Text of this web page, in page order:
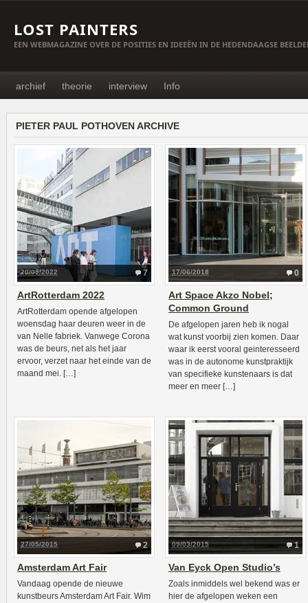
LOST PAINTERS
EEN WEBMAGAZINE OVER DE POSITIES EN IDEEËN IN DE HEDENDAAGSE
archief theorie interview Info
PIETER PAUL POTHOVEN ARCHIVE
7
20/05/2022
ArtRotterdam 2022
ArtRotterdam opende afgelopen
woensdag haar deuren weer in de
van Nelle fabriek. Vanwege Corona
was de beurs, net als het jaar
ervoor, verzet naar het einde van de
maand mei. […]
0
17/06/2018
Art Space Akzo Nobel;
Common Ground
De afgelopen jaren heb ik nogal
wat kunst voorbij zien komen. Daar
waar ik eerst vooral geinteresseerd
was in de autonome kunstpraktijk
van specifieke kunstenaars is dat
meer en meer […]
2
27/05/2015
Amsterdam Art Fair
Vandaag opende de nieuwe
kunstbeurs Amsterdam Art Fair. Wim
1
09/03/2015
Van Eyck Open Studio’s
Zoals inmiddels wel bekend was er
hier de afgelopen weken een